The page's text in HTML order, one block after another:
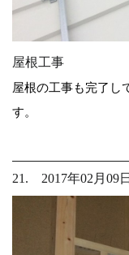
屋根工事
屋根の工事も完了し
す。
21. 2017年02月09日